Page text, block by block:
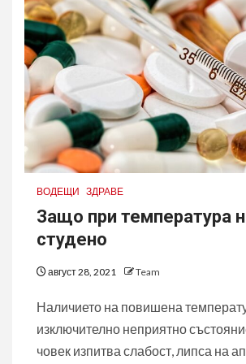
ВОДЕЩИ ЗДРАВЕ
Защо при температура
студено
август 28, 2021 Team
Наличието на повишена
изключително неприятно
човек изпитва слабост, липса на